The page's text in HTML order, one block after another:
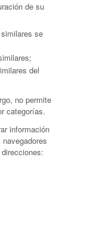
de su
se
del
no permite
categorías.
información